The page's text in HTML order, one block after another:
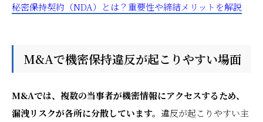
秘密保持契約（NDA）とは？重要性や締結メリットを解説
M&Aで機密保持違反が起こりやすい場面
M&Aでは、複数の当事者が機密情報にアクセスするため、
漏洩リスクが各所に分散しています。 違反が起こりやすい主